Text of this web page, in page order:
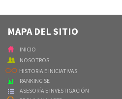
MAPA DEL SITIO
INICIO
NOSOTROS
HISTORIA E INICIATIVAS
RANKING SE
ASESORÍA E INVESTIGACIÓN